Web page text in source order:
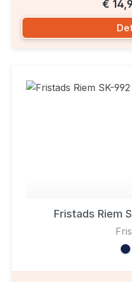
€
Fristads Riem